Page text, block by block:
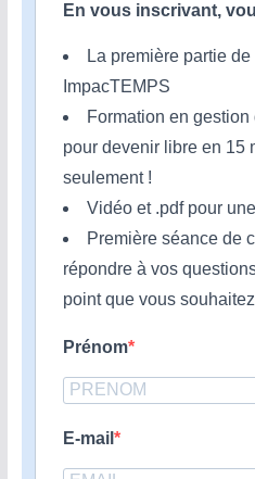
En vous inscrivant,
La première partie
ImpacTEMPS
Formation en
pour devenir libre en 15
seulement !
Vidéo et .pdf pour
Première séance de
répondre à vos
point que vous
Prénom
E-mail